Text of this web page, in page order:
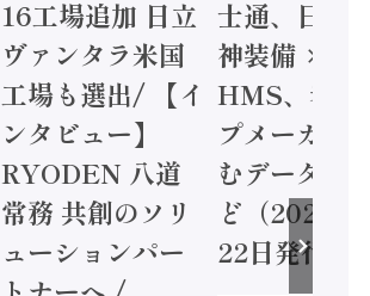
16工場追加 日立
ヴァンタラ米国
工場も選出/ 【イ
ンタビュー】
RYODEN 八道
常務 共創のソリ
ューションパー
士通、日立
神装備 ×
HMS、老舗
プメーカー
むデータ活
ど（2026年
22日発行）